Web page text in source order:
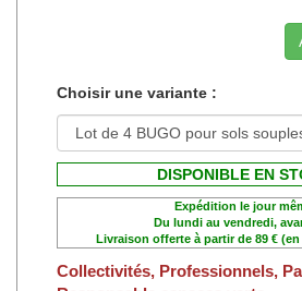
Choisir une variante :
DISPONIBLE EN
Expédition le jour
Du lundi au vendredi,
Livraison offerte à partir de 89 €
Collectivités, Professionnels,